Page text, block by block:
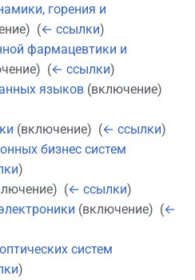
горения и
(← ссылки)
фармацевтики и
(← ссылки)
языков(включение) ‎
(включение) ‎ (← ссылки)
бизнес систем
)
(← ссылки)
(включение) ‎ (←
систем
)